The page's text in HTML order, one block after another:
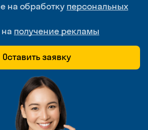
на обработку персональных
получение рекламы
Оставить заявку